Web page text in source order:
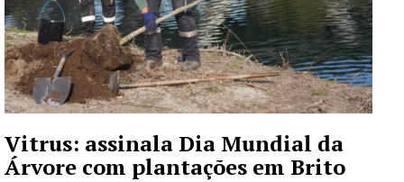
Vitrus: assinala Dia Mundial da
Árvore com plantações em Brito